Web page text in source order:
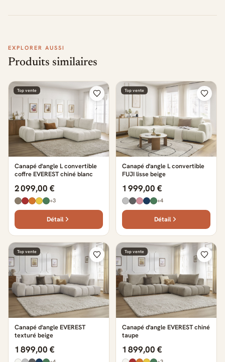
EXPLORER AUSSI
Produits similaires
Top vente
Canapé d'angle L convertible
coffre EVEREST chiné blanc
2 099,00 €
+3
Détail
Top vente
Canapé d'angle L convertible
FUJI lisse beige
1 999,00 €
+4
Détail
Top vente
Canapé d'angle EVEREST
texturé beige
1 899,00 €
Top vente
Canapé d'angle EVEREST chiné
taupe
1 899,00 €